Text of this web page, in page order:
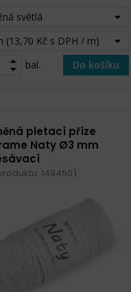
světlá
(13,70 Kč s DPH / m)
bal.
Do košíku
pletací příze
Naty Ø3 mm
148450)